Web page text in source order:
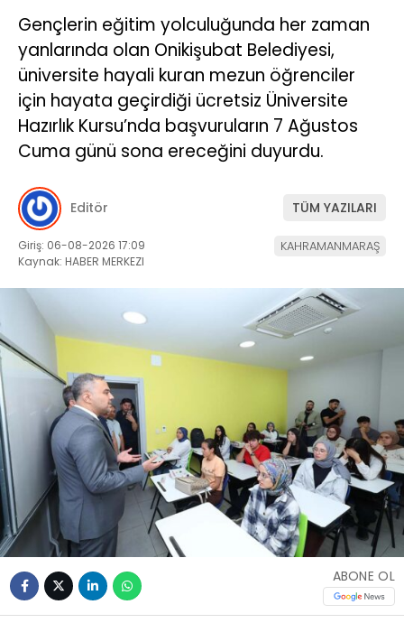
Gençlerin eğitim yolculuğunda her zaman
yanlarında olan Onikişubat Belediyesi,
üniversite hayali kuran mezun öğrenciler
için hayata geçirdiği ücretsiz Üniversite
Hazırlık Kursu’nda başvuruların 7 Ağustos
Cuma günü sona ereceğini duyurdu.
Editör TÜM YAZILARI
Giriş: 06-08-2026 17:09
Kaynak: HABER MERKEZI
KAHRAMANMARAŞ
ABONE OL